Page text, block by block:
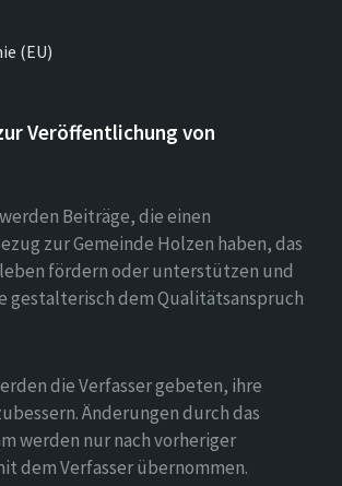
(EU)
Veröffentlichung von
Beiträge, die einen
zur Gemeinde Holzen haben, das
fördern oder unterstützen und
gestalterisch dem Qualitätsanspruch
die Verfasser gebeten, ihre
Änderungen durch das
werden nur nach vorheriger
dem Verfasser übernommen.